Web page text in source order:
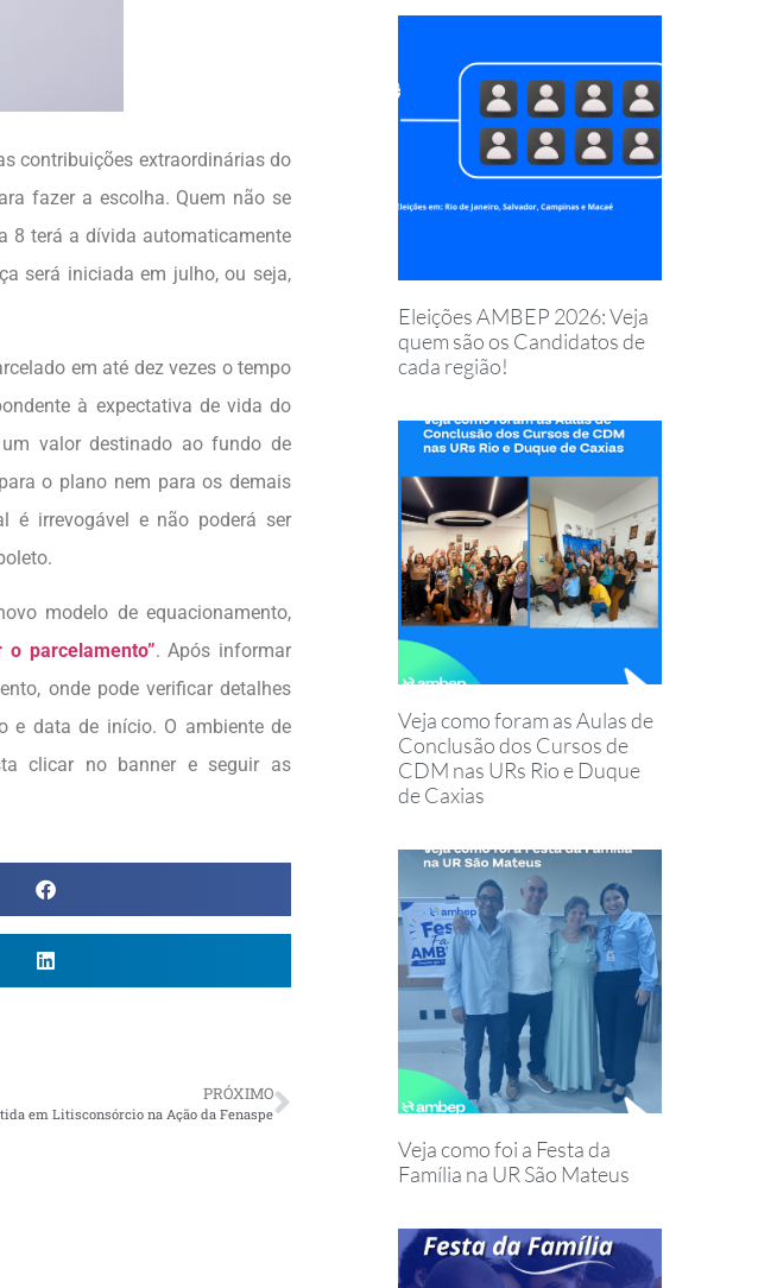
contribuições extraordinárias do
fazer a escolha. Quem não se
8 terá a dívida automaticamente
será iniciada em julho, ou seja,
em até dez vezes o tempo
à expectativa de vida do
valor destinado ao fundo de
o plano nem para os demais
é irrevogável e não poderá ser
modelo de equacionamento,
o parcelamento”. Após informar
onde pode verificar detalhes
e data de início. O ambiente de
clicar no banner e seguir as
PRÓXIMO
em Litisconsórcio na Ação da Fenaspe
Eleições AMBEP 2026: Veja
quem são os Candidatos de
cada região!
Veja como foram as Aulas de
Conclusão dos Cursos de
CDM nas URs Rio e Duque
de Caxias
Veja como foi a Festa da
Família na UR São Mateus